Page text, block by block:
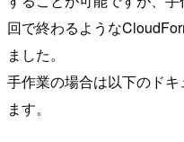
回で終わるような
ました。
手作業の場合は以下のド
ます。